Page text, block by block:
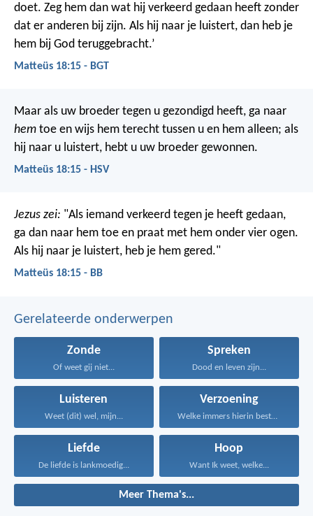
doet. Zeg hem dan wat hij verkeerd gedaan heeft zonder
dat er anderen bij zijn. Als hij naar je luistert, dan heb je
hem bij God teruggebracht.’
Matteüs 18:15 - BGT
Maar als uw broeder tegen u gezondigd heeft, ga naar
hem toe en wijs hem terecht tussen u en hem alleen; als
hij naar u luistert, hebt u uw broeder gewonnen.
Matteüs 18:15 - HSV
Jezus zei: "Als iemand verkeerd tegen je heeft gedaan,
ga dan naar hem toe en praat met hem onder vier ogen.
Als hij naar je luistert, heb je hem gered."
Matteüs 18:15 - BB
Gerelateerde onderwerpen
Zonde
Of weet gij niet...
Spreken
Dood en leven zijn...
Luisteren
Weet (dit) wel, mijn...
Verzoening
Welke immers hierin bestaat...
Liefde
De liefde is lankmoedig...
Hoop
Want Ik weet, welke...
Meer Thema's...